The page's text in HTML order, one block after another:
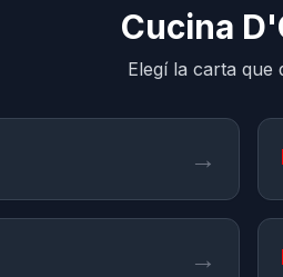
Cucina
Elegí la carta que
→
→